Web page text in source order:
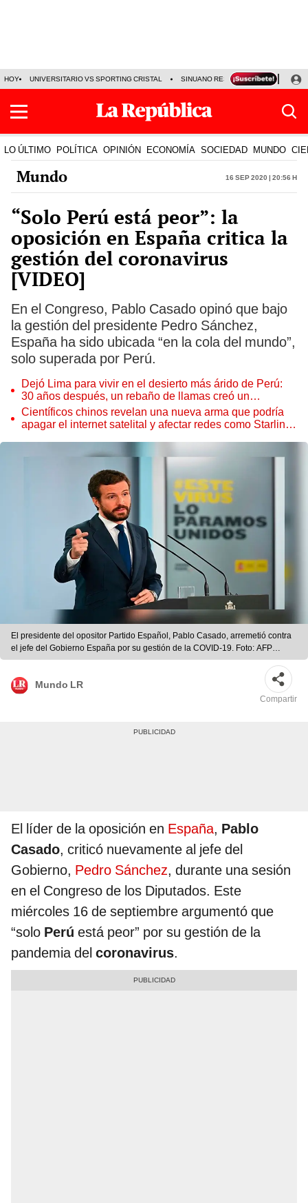
HOY UNIVERSITARIO VS SPORTING CRISTAL SINUANO RESULTADOS HOY
LO ÚLTIMO POLÍTICA OPINIÓN ECONOMÍA SOCIEDAD MUNDO
Mundo 16 Sep 2020 | 20:56 h
“Solo Perú está peor”: la
oposición en España critica la
gestión del coronavirus
[VIDEO]
En el Congreso, Pablo Casado opinó que bajo
la gestión del presidente Pedro Sánchez,
España ha sido ubicada “en la cola del mundo”,
solo superada por Perú.
Dejó Lima para vivir en el desierto más árido de Perú:
30 años después, un rebaño de llamas creó un
sorprendente ecosistema
Científicos chinos revelan una nueva arma que podría
apagar el internet satelital y afectar redes como Starlink
El presidente del opositor Partido Español, Pablo Casado, arremetió contra
el jefe del Gobierno España por su gestión de la COVID-19. Foto: AFP
(referencial)
Mundo LR
Compartir
El líder de la oposición en España, Pablo
Casado, criticó nuevamente al jefe del
Gobierno, Pedro Sánchez, durante una sesión
en el Congreso de los Diputados. Este
miércoles 16 de septiembre argumentó que
“solo Perú está peor” por su gestión de la
pandemia del coronavirus.